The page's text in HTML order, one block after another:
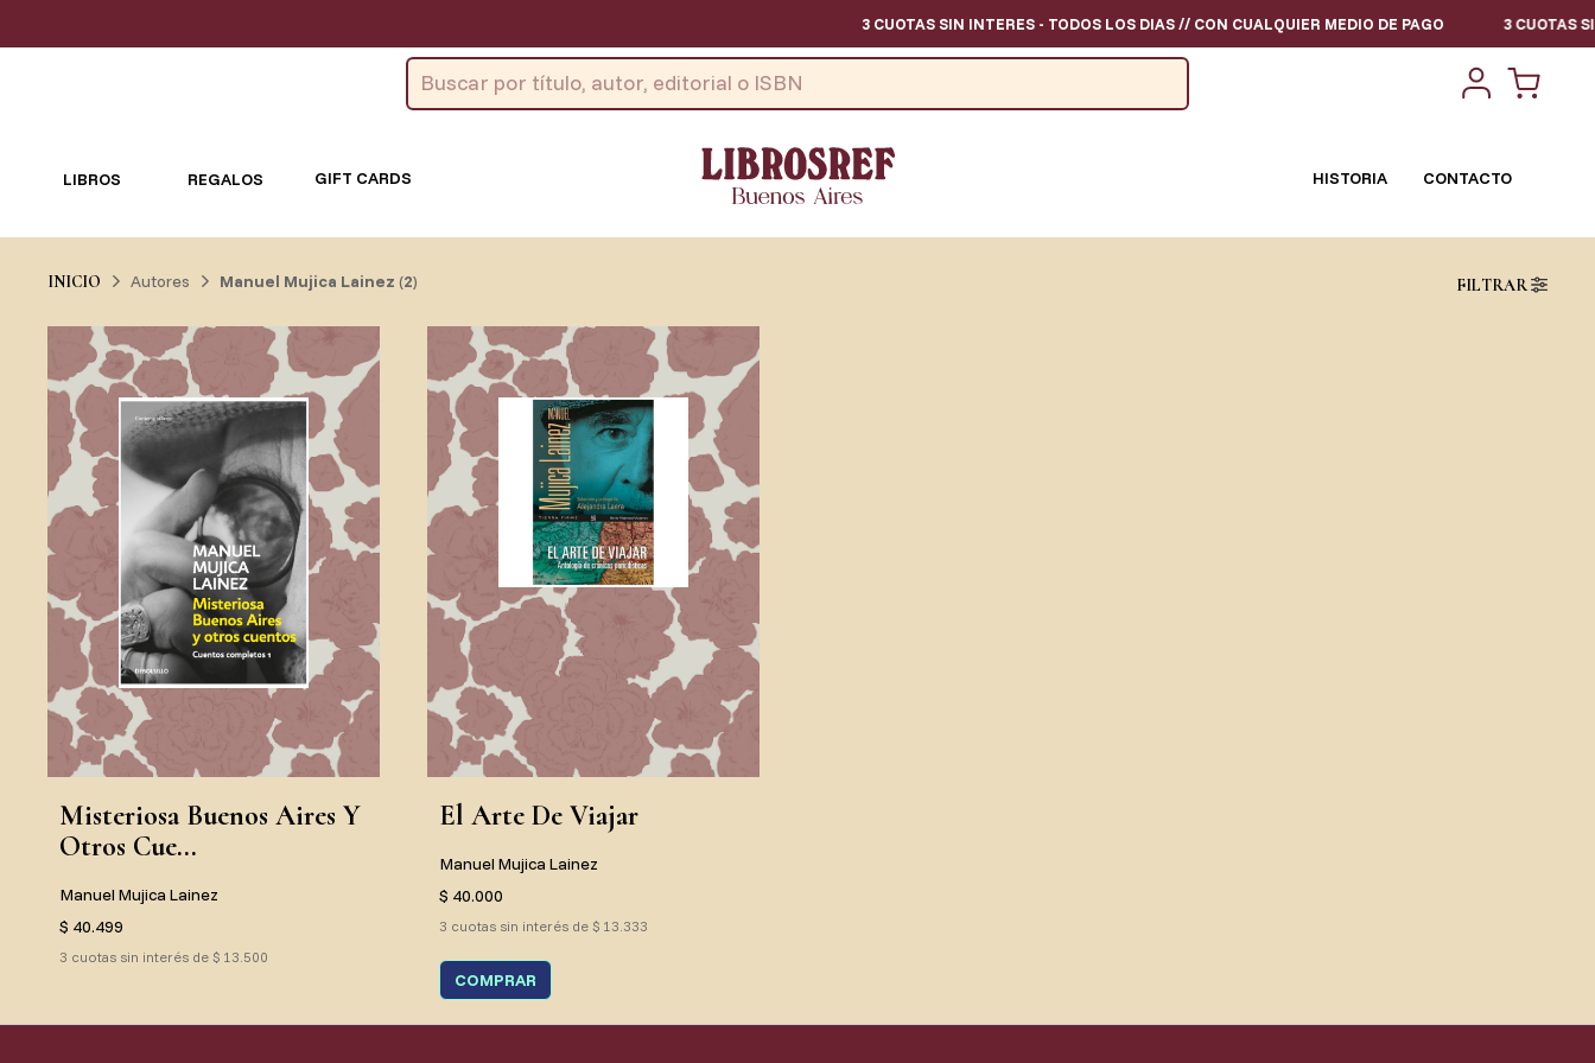
3 CUOTAS SIN INTERES - TODOS LOS DIAS // CON CUALQUIER MEDIO DE PAGO 3 CUOTAS SIN
LIBROS REGALOS GIFT CARDS HISTORIA CONTACTO
FILTRAR
INICIO Autores Manuel Mujica Lainez (2)
Misteriosa Buenos Aires Y
Otros Cue...
Manuel Mujica Lainez
$ 40.499
3 cuotas sin interés de $ 13.500
El Arte De Viajar
Manuel Mujica Lainez
$ 40.000
3 cuotas sin interés de $ 13.333
COMPRAR